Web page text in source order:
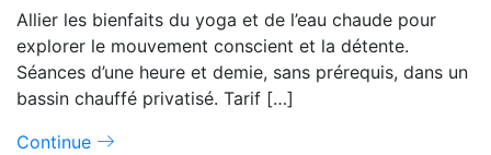
Allier les bienfaits du yoga et de l’eau chaude pour
explorer le mouvement conscient et la détente.
Séances d’une heure et demie, sans prérequis, dans un
bassin chauffé privatisé. Tarif […]
Continue